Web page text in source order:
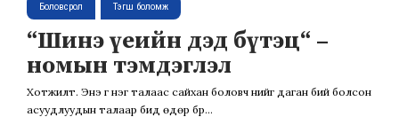
Боловсрол Тэгш боломж
“Шинэ үеийн дэд бүтэц“ –
номын тэмдэглэл
Хотжилт. Энэ үг нэг талаас сайхан боловч үүнийг даган бий болсон
асуудлуудын талаар бид өдөр бүр...